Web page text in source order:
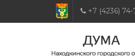
+7 (4236)